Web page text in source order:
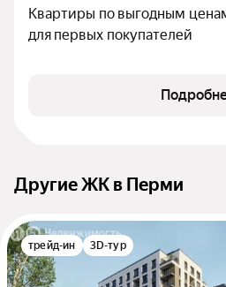
Квартиры по выгодным
для первых покупателей
Другие ЖК в Перми
трейд-ин 3D-тур